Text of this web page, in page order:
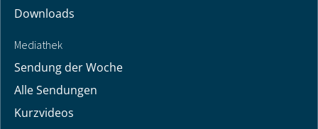
Downloads
Mediathek
Sendung der Woche
Alle Sendungen
Kurzvideos